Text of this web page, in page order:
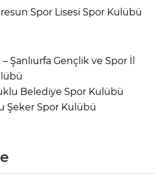
Spor Lisesi Spor Kulübü
Şanlıurfa Gençlik ve Spor İl
Belediye Spor Kulübü
Şeker Spor Kulübü